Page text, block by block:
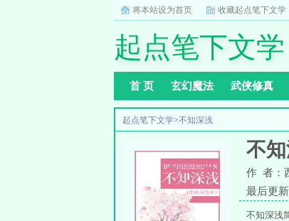
将本站设为首页 收藏起点笔下文学
起点笔下文学
首 页 玄幻魔法 武侠修真
起点笔下文学>不知深浅
不
作 者：
最后更
不知深浅